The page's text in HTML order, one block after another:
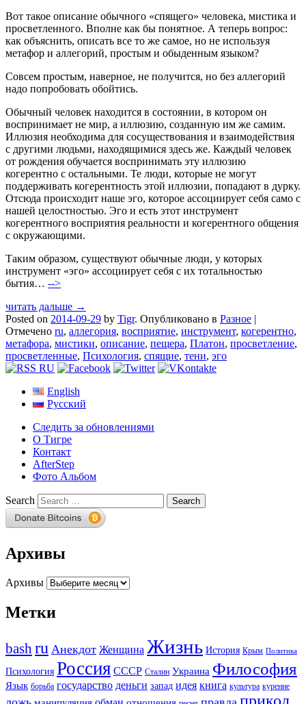
Вот такое описание обычного «спящего» человека, мистика и
просветленного. Вполне как бы понятное. А теперь вопрос:
как объяснить, описать все то же самое, но не используя
метафор и аллегорий, простым и обыденным языком?
Совсем простым, наверное, не получится, но без аллегорий
надо попробовать обойтись.
Обычный человек находится в состоянии, в котором он
воспринимает не мир, а иллюзию, созданную им же самим.
Иллюзия необходима для сосуществования и взаимодействия
с другими людьми, находящимися здесь же. Каждый человек
от рождения обучается воспринимать эту иллюзию
когерентно с остальными. Те люди, которые не могут
поддерживать когерентность этой иллюзии, попадают в дурку.
Отсюда происходит наше эго, которое ассоциирует себя само с
нашей целостностью. Эго и есть этот инструмент
когерентного восприятия реальности и когерентного общения
с окружающими.
Таким образом, существуют обычные люди, у которых
инструмент «эго» ассоциирует себя с их тотальностью
бытия… -->
читать дальше →
Posted on 2014-09-29 by Tigr. Опубликовано в Разное |
Отмечено ru, аллегория, восприятие, инструмент, когерентно,
метафора, мистики, описание, пещера, Платон, просветление,
просветленные, Психология, спящие, тени, эго
English
Русский
Следить за обновлениями
О Тигре
Контакт
AfterStep
Фото Альбом
Search
Архивы
Архивы
Метки
bashru Анекдот Женщина Жизнь История Крым Политика
Психология Россия СССР Сталин Украина Философия
Язык борьба государство деньги запад идея книга культура курение